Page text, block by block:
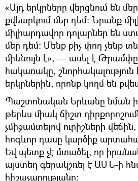
«Այդ երկրները վերցնում են
քվեարկում մեր դեմ։ Նրանք
միլիարդավոր դոլարներ են
մեր դեմ։ Մենք քիչ փող չենք
միևնույն է», — ասել է
հակառակը, շնորհակալություն
երկրներին, որոնք կողմ են
Պաշտոնական Երևանը նման
թերևս միակ ճիշտ
չմիջամտելով ուրիշների վեճին,
հոգևոր դասը կարծիք
Եվ պետք չէ մտածել, որ
այստեղ գերակշռել է ԱՄՆ-ի
հիշաչարությանը։